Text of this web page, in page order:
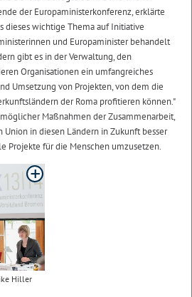
der Europaministerkonferenz, erklärte
dieses wichtige Thema auf Initiative
und Europaminister behandelt
gibt es in der Verwaltung, den
Organisationen ein umfangreiches
Umsetzung von Projekten, von dem die
der Roma profitieren können."
Maßnahmen der Zusammenarbeit,
in diesen Ländern in Zukunft besser
Projekte für die Menschen umzusetzen.
Hiller